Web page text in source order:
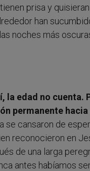
prisa y
han
noches más
la edad no cuenta.
permanente
se cansaron de
reconocieron en
de una larga
antes habíamos